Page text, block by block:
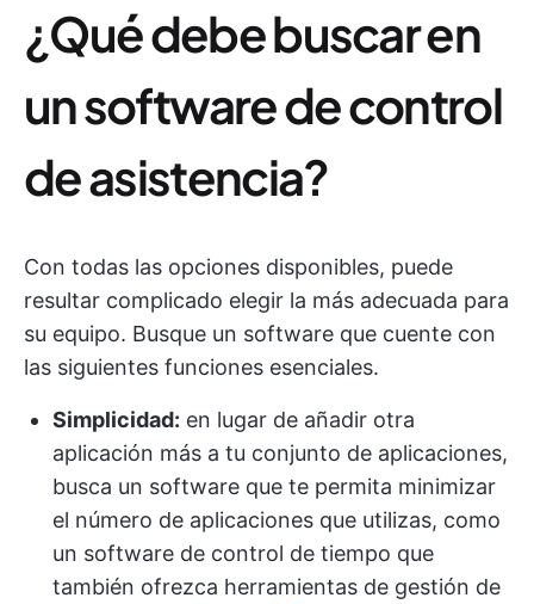
¿Qué debe buscar en
un software de control
de asistencia?
Con todas las opciones disponibles, puede
resultar complicado elegir la más adecuada para
su equipo. Busque un software que cuente con
las siguientes funciones esenciales.
Simplicidad: en lugar de añadir otra
aplicación más a tu conjunto de aplicaciones,
busca un software que te permita minimizar
el número de aplicaciones que utilizas, como
un software de control de tiempo que
también ofrezca herramientas de gestión de